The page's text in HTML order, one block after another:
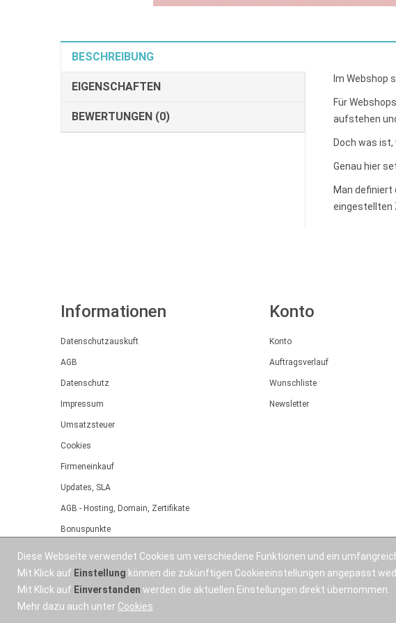
BESCHREIBUNG
EIGENSCHAFTEN
BEWERTUNGEN (0)
Im Webshop
Für
aufstehen
Doch was ist,
Genau hier
Man definiert
eingestellten
Informationen
Datenschutzauskuft
AGB
Datenschutz
Impressum
Umsatzsteuer
Cookies
Firmeneinkauf
Updates, SLA
AGB - Hosting, Domain, Zertifikate
Bonuspunkte
Installationsservice
Konto
Konto
Auftragsverlauf
Wunschliste
Newsletter
OSWorX © 2026
Diese Webseite verwendet Cookies um verschiedene Funktionen und ein
Mit Klick auf Einstellung können die zukünftigen Cookieeinstellungen angepasst
Mit Klick auf Einverstanden werden die aktuellen Einstellungen direkt übernommen.
Mehr dazu auch unter Cookies